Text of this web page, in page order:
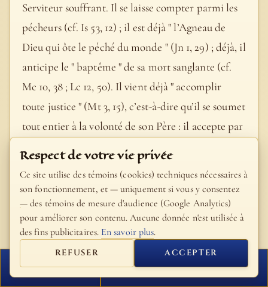
Serviteur souffrant. Il se laisse compter parmi les
pécheurs (cf. Is 53, 12) ; il est déjà " l’Agneau de
Dieu qui ôte le péché du monde " (Jn 1, 29) ; déjà, il
anticipe le " baptême " de sa mort sanglante (cf.
Mc 10, 38 ; Lc 12, 50). Il vient déjà " accomplir
toute justice " (Mt 3, 15), c’est-à-dire qu’il se soumet
tout entier à la volonté de son Père : il accepte par
amour le baptême de mort pour la rémission de
nos péchés (cf. Mt 26, 39). A cette acceptation
répond la voix du Père qui met toute sa
complaisance en son Fils (cf. Lc 3, 22 ; Is 42, 1).
L’Esprit que Jésus possède en plénitude dès sa
conception, vient " reposer " sur lui (Jn 1, 32-33 ; cf.
Is 11, 2). Il en sera la source pour toute l’humanité.
A son Baptême, " les cieux s’ouvrirent " (Mt 3, 16)
FERMER PROCHAIN VERSET
Respect de votre vie privée
Ce site utilise des témoins (cookies) techniques nécessaires à
son fonctionnement, et — uniquement si vous y consentez
— des témoins de mesure d'audience (Google Analytics)
pour améliorer son contenu. Aucune donnée n'est utilisée à
des fins publicitaires. En savoir plus.
REFUSER ACCEPTER